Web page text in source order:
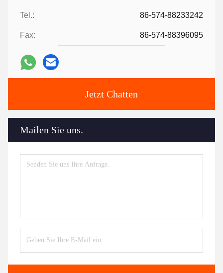
Tel.: 86-574-88233242
Fax: 86-574-88396095
Jetzt Chatten
Mailen Sie uns.